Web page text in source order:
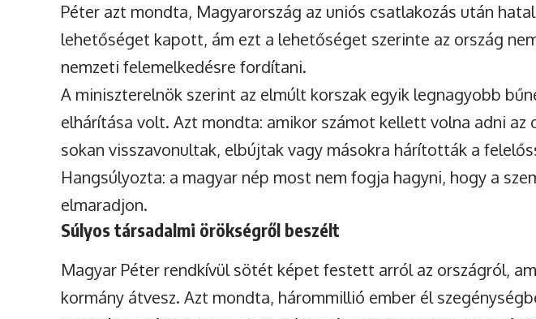
Péter azt mondta, Magyarország az uniós csatlakozás után
lehetőséget kapott, ám ezt a lehetőséget szerinte az ország
nemzeti felemelkedésre fordítani.
A miniszterelnök szerint az elmúlt korszak egyik legnagyobb
elhárítása volt. Azt mondta: amikor számot kellett volna adni az
sokan visszavonultak, elbújtak vagy másokra hárították a
Hangsúlyozta: a magyar nép most nem fogja hagyni, hogy a
elmaradjon.
Súlyos társadalmi örökségről beszélt
Magyar Péter rendkívül sötét képet festett arról az országról,
kormány átvesz. Azt mondta, hárommillió ember él